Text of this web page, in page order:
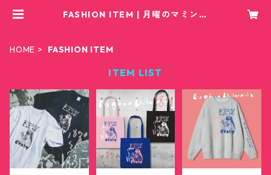
FASHION ITEM | 月曜のマミンカ
HOME FASHION ITEM
ITEM LIST